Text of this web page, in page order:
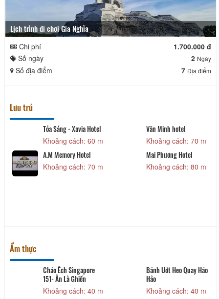
Lịch trình đi chơi Gia Nghĩa
Chi phí
1.700.000 đ
Số ngày
2 Ngày
Số địa điểm 7 Địa điểm
Lưu trú
Tỏa Sáng - Xavia Hotel
Khoảng cách: 60 m
Văn Minh hotel
Khoảng cách: 70 m
A.M Memory Hotel
Khoảng cách: 70 m
Mai Phương Hotel
Khoảng cách: 80 m
Ẩm thực
Cháo Ếch Singapore
151- Ăn Là Ghiền
Khoảng cách: 40 m
Bánh Ướt Heo Quay Hảo
Hảo
Khoảng cách: 40 m